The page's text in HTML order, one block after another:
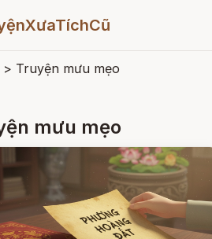
> Truyện mưu mẹo
mưu mẹo